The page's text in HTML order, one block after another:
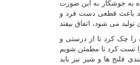
به جوشکار به این صورت
باعث قطعی دست فرد و
چک کرد تا از درستی و
تست کرد تا مطمئن شویم
فلنج ها و شیر نیز باید